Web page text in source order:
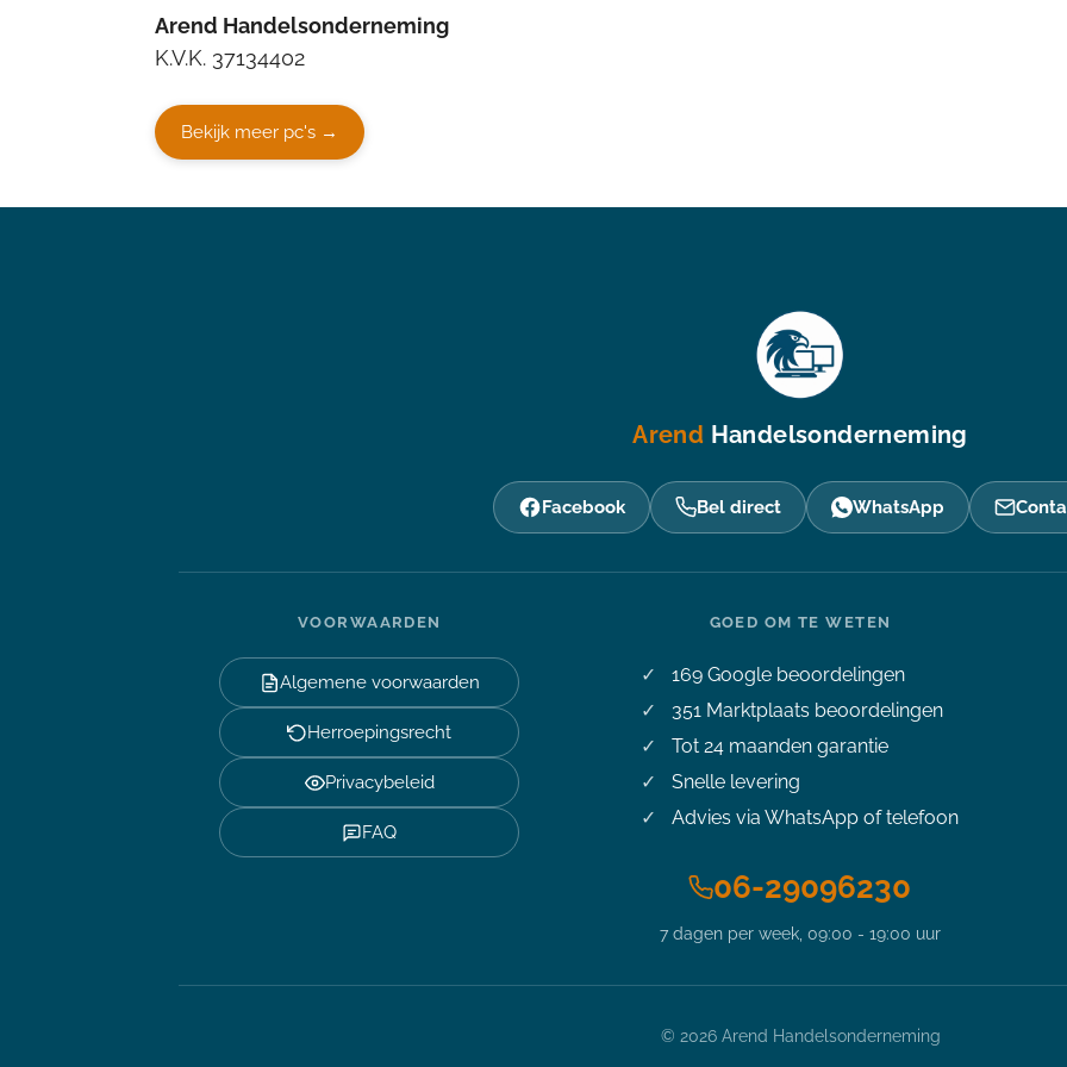
Arend Handelsonderneming
K.V.K. 37134402
Bekijk meer pc's →
Arend Handelsonderneming
Facebook Bel direct WhatsApp
VOORWAARDEN
Algemene voorwaarden
Herroepingsrecht
Privacybeleid
FAQ
GOED OM TE WETEN
169 Google beoordelingen
351 Marktplaats beoordelingen
Tot 24 maanden garantie
Snelle levering
Advies via WhatsApp of telefoon
06-29096230
7 dagen per week, 09:00 - 19:00 uur
© 2026Arend Handelsonderneming